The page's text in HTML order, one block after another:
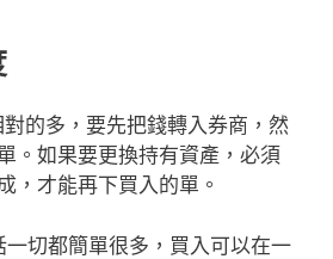
的多，要先把錢轉入券商，然
。如果要更換持有資產，必須
，才能再下買入的單。
切都簡單很多，買入可以在一